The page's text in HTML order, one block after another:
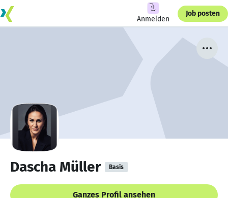
Anmelden
Job posten
Dascha Müller Basis
Ganzes Profil ansehen